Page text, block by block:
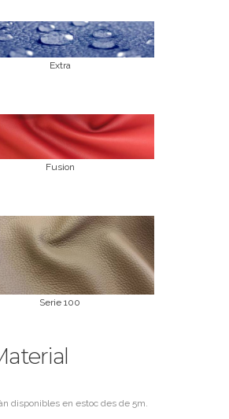
Extra
Fusion
Serie 100
disponibles en estoc des de 5m.